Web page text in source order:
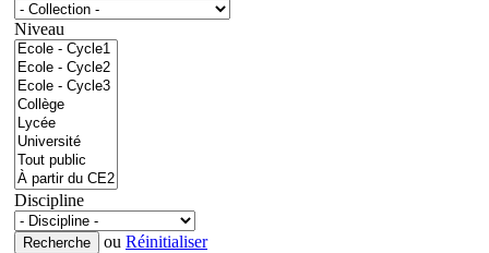
Niveau
Discipline
ou Réinitialiser